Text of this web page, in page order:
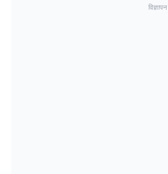
विज्ञापन